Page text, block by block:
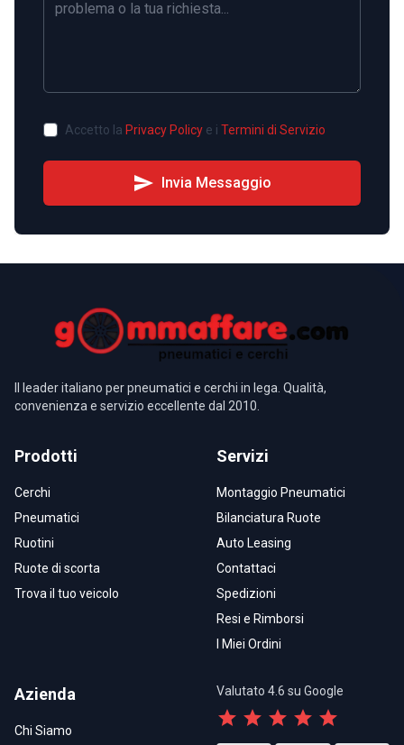
Accetto la Privacy Policy e i Termini di Servizio
send Invia Messaggio
Il leader italiano per pneumatici e cerchi in lega. Qualità,
convenienza e servizio eccellente dal 2010.
Prodotti
Cerchi
Pneumatici
Ruotini
Ruote di scorta
Trova il tuo veicolo
Servizi
Montaggio Pneumatici
Bilanciatura Ruote
Auto Leasing
Contattaci
Spedizioni
Resi e Rimborsi
I Miei Ordini
Azienda
Chi Siamo
Valutato 4.6 su Google
star star star star star